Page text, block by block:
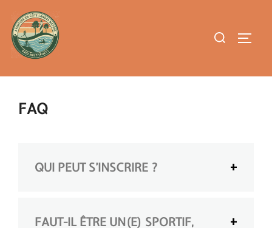
contenu
FAQ
QUI PEUT S’INSCRIRE ?
FAUT-IL ÊTRE UN(E) SPORTIF,